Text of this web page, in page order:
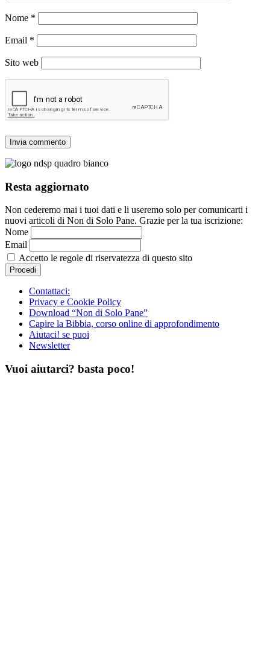
Nome *
Email *
Sito web
Resta aggiornato
Non cederemo mai i tuoi dati e li useremo solo per comunicarti i
nuovi articoli di Non di Solo Pane. Grazie per la tua iscrizione:
Nome
Email
Accetto le regole di riservatezza di questo sito
Contattaci:
Privacy e Cookie Policy
Download “Non di Solo Pane”
Capire la Bibbia, corso online di approfondimento
Aiutaci! se puoi
Newsletter
Vuoi aiutarci? basta poco!